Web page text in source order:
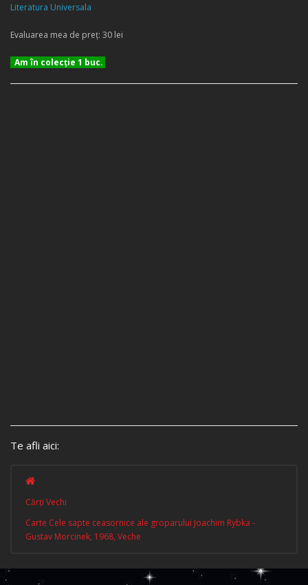
Literatura Universala
Evaluarea mea de preţ: 30 lei
Am în colecţie 1 buc.
Te afli aici:
Cărţi Vechi
Carte Cele sapte ceasornice ale groparului Joachim Rybka -
Gustav Morcinek, 1968, Veche